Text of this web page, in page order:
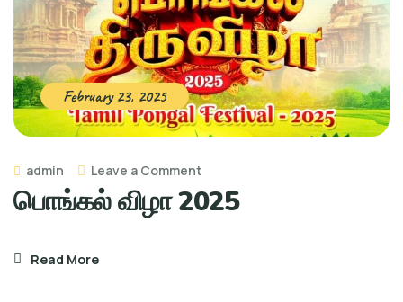
February 23, 2025
admin Leave a Commenton
பொங்கல்
பொங்கல் விழா 2025
Read More